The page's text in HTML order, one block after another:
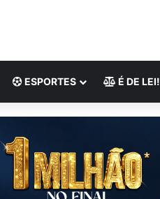
ESPORTES É DE LEI!